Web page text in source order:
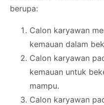
berupa:
Calon karyawan
kemauan dalam
Calon karyawan
kemauan untuk
mampu.
Calon karyawan